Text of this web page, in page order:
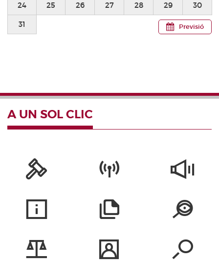
Previsió
24 25 26 27 28 29 30
31
A UN SOL CLIC